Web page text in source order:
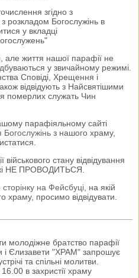
згідно з
розкладом Богослужінь в
у вкладці
але життя нашої парафії не
у звичайному режимі.
Сповіді, Хрещення і
відвідують з Найсвятішими
померлих служать Чин
парафіяльному сайті
Богослужінь з нашого храму,
стану відвідування
НЕ ПРОВОДИТЬСЯ.
сторінку на Фейсбуці, на якій
храму, просимо відвідувати.
молодіжне братство парафії
і Єлизавети "ХРАМ" запрошує
та спільні молитви.
в захристії храму